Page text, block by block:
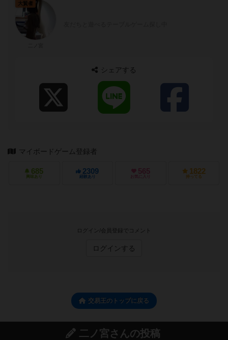
大賢者
シェアする
マイボードゲーム登録者
685
興味あり
2309
経験あり
565
お気に入り
1822
持ってる
ログイン/会員登録でコメント
ログインする
交易王のトップに戻る
二ノ宮さんの投稿